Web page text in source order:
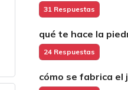
31 Respuestas
qué te hace la
24 Respuestas
cómo se fabrica el